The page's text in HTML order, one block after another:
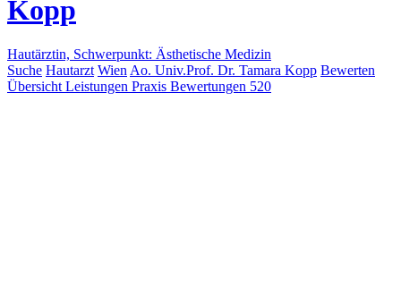
Kopp
Hautärztin, Schwerpunkt: Ästhetische Medizin
Suche Hautarzt Wien Ao. Univ.Prof. Dr. Tamara Kopp Bewerten
Übersicht Leistungen Praxis Bewertungen 520